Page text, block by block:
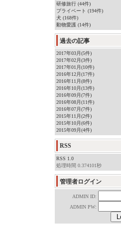
研修旅行 (44件)
プライベート (194件)
犬 (168件)
動物愛護 (14件)
過去の記事
2017年03月(5件)
2017年02月(3件)
2017年01月(10件)
2016年12月(17件)
2016年11月(8件)
2016年10月(13件)
2016年09月(7件)
2016年08月(11件)
2016年07月(7件)
2015年11月(2件)
2015年10月(6件)
2015年09月(4件)
RSS
RSS 1.0
処理時間 0.374101秒
管理者ログイン
ADMIN ID:
ADMIN PW: